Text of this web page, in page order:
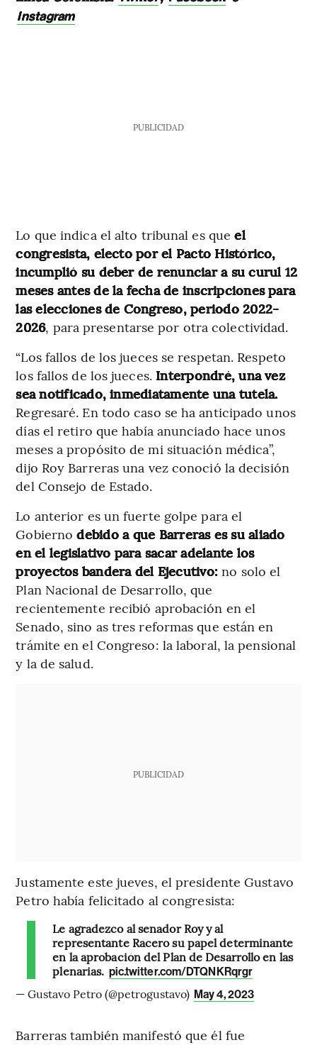
Instagram
PUBLICIDAD
Lo que indica el alto tribunal es que el
congresista, electo por el Pacto Histórico,
incumplió su deber de renunciar a su curul 12
meses antes de la fecha de inscripciones para
las elecciones de Congreso, periodo 2022-
2026, para presentarse por otra colectividad.
“Los fallos de los jueces se respetan. Respeto
los fallos de los jueces.Interpondré, una vez
sea notificado, inmediatamente una tutela.
Regresaré. En todo caso se ha anticipado unos
días el retiro que había anunciado hace unos
meses a propósito de mi situación médica”,
dijo Roy Barreras una vez conoció la decisión
del Consejo de Estado.
Lo anterior es un fuerte golpe para el
Gobierno debido a que Barreras es su aliado
en el legislativo para sacar adelante los
proyectos bandera del Ejecutivo:no solo el
Plan Nacional de Desarrollo, que
recientemente recibió aprobación en el
Senado, sino as tres reformas que están en
trámite en el Congreso: la laboral, la pensional
y la de salud.
PUBLICIDAD
Justamente este jueves, el presidente Gustavo
Petro había felicitado al congresista:
Le agradezco al senador Roy y al
representante Racero su papel determinante
en la aprobación del Plan de Desarrollo en las
plenarias. pic.twitter.com/DTQNKRqrgr
— Gustavo Petro (@petrogustavo) May 4, 2023
Barreras también manifestó que él fue